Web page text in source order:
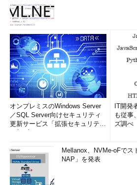
オンプレミスのWindows Server
／SQL Server向けセキュリティ
更新サービス「拡張セキュリティ
IT開発
も従事
ズ調べ
Mellanox、NVMe-oFでス
NAP」を発表